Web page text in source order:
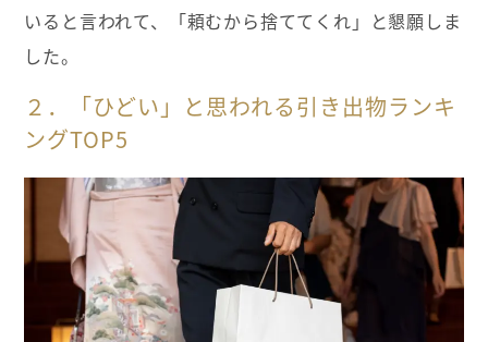
いると言われて、「頼むから捨ててくれ」と懇願しま
した。
２．「ひどい」と思われる引き出物ランキ
ングTOP5